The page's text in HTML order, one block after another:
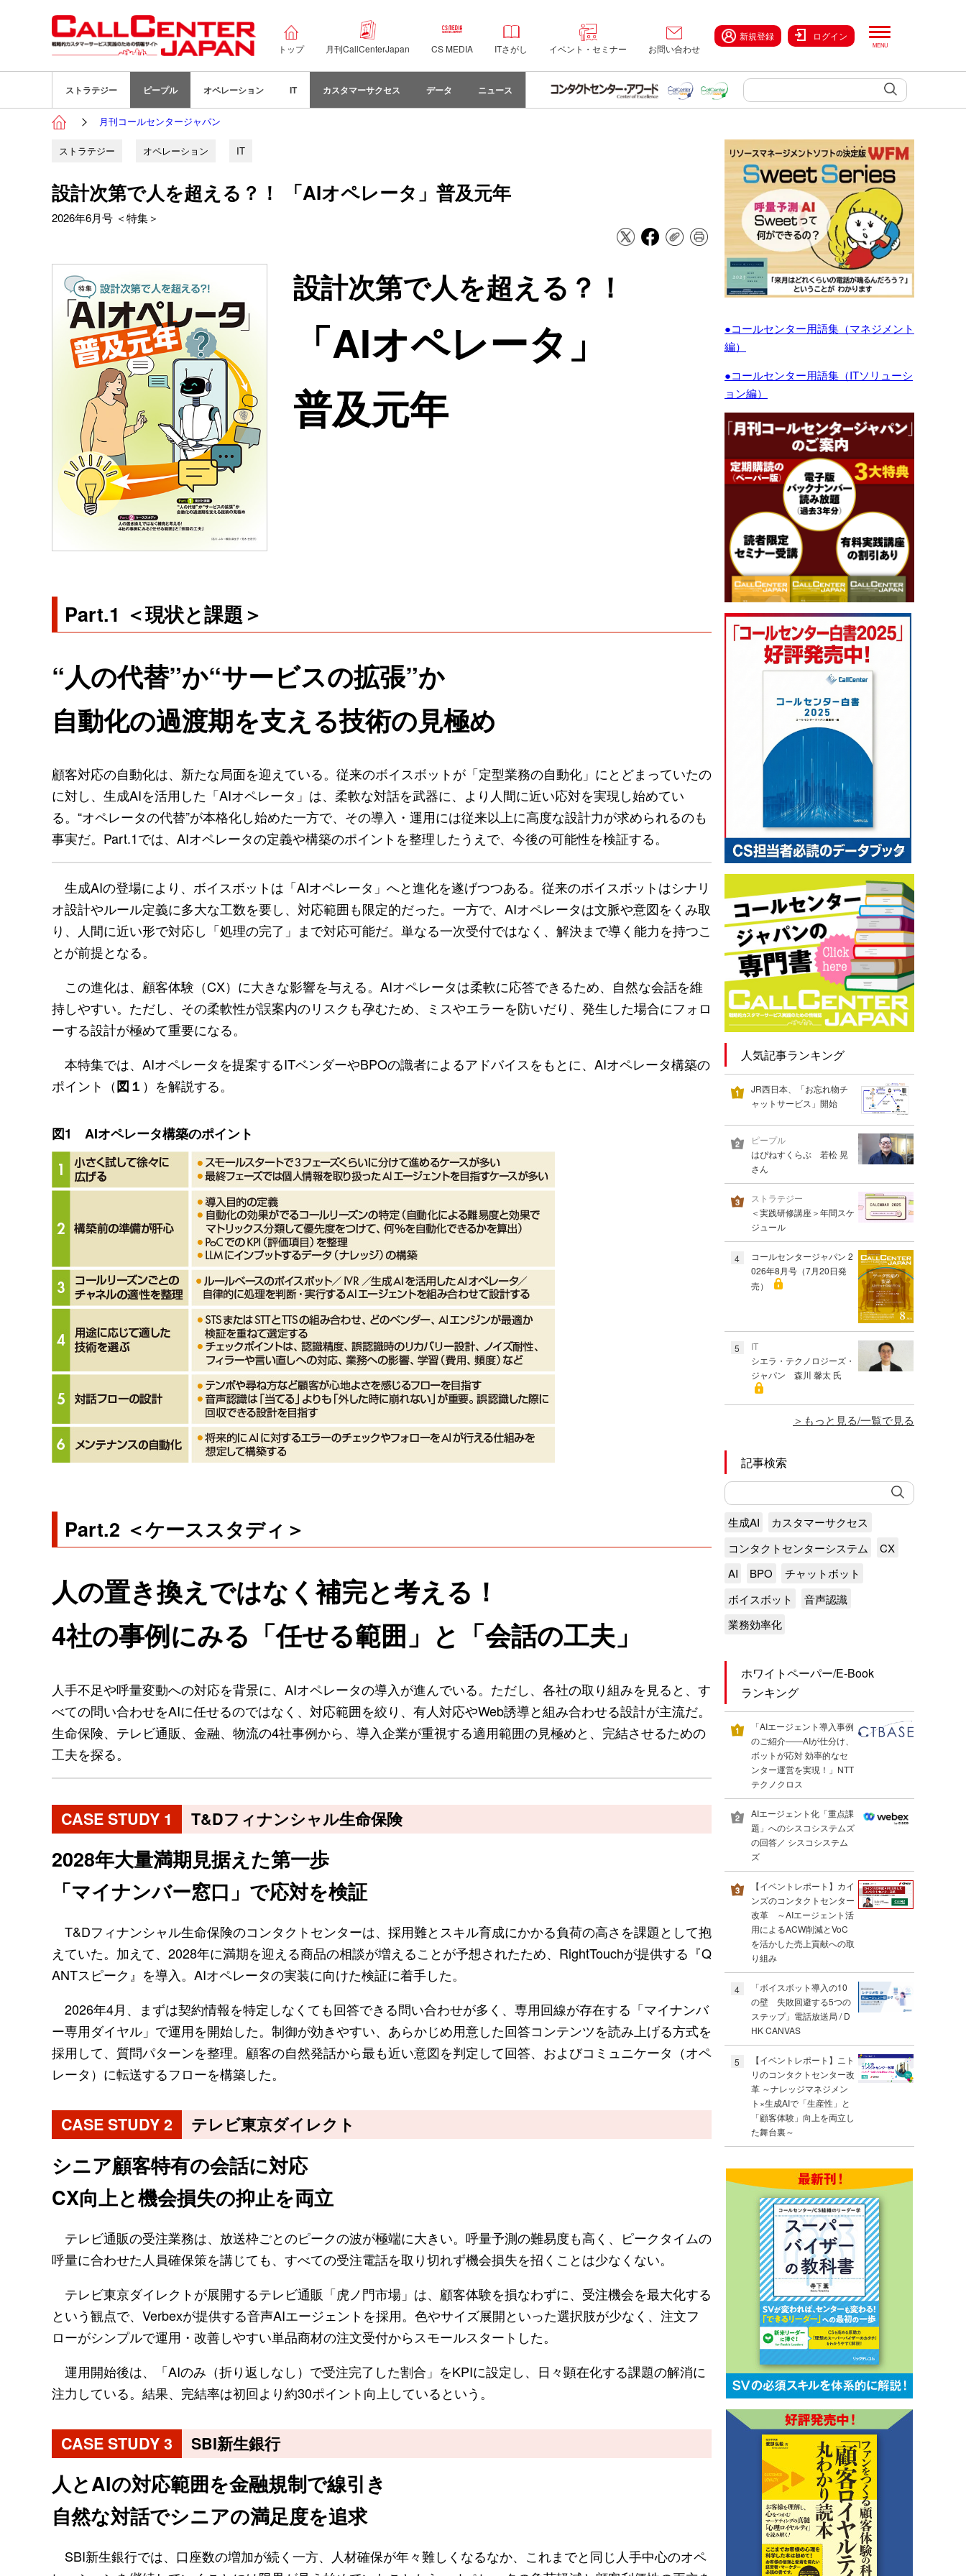
トップ 月刊CallCenterJapan CS MEDIA ITさがし イベント・セミナー お問い合わせ
新規登録 ログイン
ストラテジー ピープル オペレーション IT カスタマーサクセス データ ニュース
月刊コールセンタージャパン
ストラテジー オペレーション IT
設計次第で人を超える？！ 「AIオペレータ」普及元年
2026年6月号 ＜特集＞
設計次第で人を超える？！
「AIオペレータ」
普及元年
Part.1 ＜現状と課題＞
“人の代替”か“サービスの拡張”か
自動化の過渡期を支える技術の見極め
顧客対応の自動化は、新たな局面を迎えている。従来のボイスボットが「定型業務の自動化」にとどまっていたの
に対し、生成AIを活用した「AIオペレータ」は、柔軟な対話を武器に、より人間に近い応対を実現し始めてい
る。“オペレータの代替”が本格化し始めた一方で、その導入・運用には従来以上に高度な設計力が求められるのも
事実だ。Part.1では、AIオペレータの定義や構築のポイントを整理したうえで、今後の可能性を検証する。
生成AIの登場により、ボイスボットは「AIオペレータ」へと進化を遂げつつある。従来のボイスボットはシナリ
オ設計やルール定義に多大な工数を要し、対応範囲も限定的だった。一方で、AIオペレータは文脈や意図をくみ取
り、人間に近い形で対応し「処理の完了」まで対応可能だ。単なる一次受付ではなく、解決まで導く能力を持つこ
とが前提となる。
この進化は、顧客体験（CX）に大きな影響を与える。AIオペレータは柔軟に応答できるため、自然な会話を維
持しやすい。ただし、その柔軟性が誤案内のリスクも孕むため、ミスやエラーを防いだり、発生した場合にフォロ
ーする設計が極めて重要になる。
本特集では、AIオペレータを提案するITベンダーやBPOの識者によるアドバイスをもとに、AIオペレータ構築の
ポイント（図１ ）を解説する。
図1 AIオペレータ構築のポイント
Part.2 ＜ケーススタディ＞
人の置き換えではなく補完と考える！
4社の事例にみる「任せる範囲」と「会話の工夫」
人手不足や呼量変動への対応を背景に、AIオペレータの導入が進んでいる。ただし、各社の取り組みを見ると、す
べての問い合わせをAIに任せるのではなく、対応範囲を絞り、有人対応やWeb誘導と組み合わせる設計が主流だ。
生命保険、テレビ通販、金融、物流の4社事例から、導入企業が重視する適用範囲の見極めと、完結させるための
工夫を探る。
CASE STUDY 1 T&Dフィナンシャル生命保険
2028年大量満期見据えた第一歩
「マイナンバー窓口」で応対を検証
T&Dフィナンシャル生命保険のコンタクトセンターは、採用難とスキル育成にかかる負荷の高さを課題として抱
えていた。加えて、2028年に満期を迎える商品の相談が増えることが予想されたため、RightTouchが提供する『Q
ANTスピーク』を導入。AIオペレータの実装に向けた検証に着手した。
2026年4月、まずは契約情報を特定しなくても回答できる問い合わせが多く、専用回線が存在する「マイナンバ
ー専用ダイヤル」で運用を開始した。制御が効きやすい、あらかじめ用意した回答コンテンツを読み上げる方式を
採用して、質問パターンを整理。顧客の自然発話から最も近い意図を判定して回答、およびコミュニケータ（オペ
レータ）に転送するフローを構築した。
CASE STUDY 2 テレビ東京ダイレクト
シニア顧客特有の会話に対応
CX向上と機会損失の抑止を両立
テレビ通販の受注業務は、放送枠ごとのピークの波が極端に大きい。呼量予測の難易度も高く、ピークタイムの
呼量に合わせた人員確保策を講じても、すべての受注電話を取り切れず機会損失を招くことは少なくない。
テレビ東京ダイレクトが展開するテレビ通販「虎ノ門市場」は、顧客体験を損なわずに、受注機会を最大化する
という観点で、Verbexが提供する音声AIエージェントを採用。色やサイズ展開といった選択肢が少なく、注文フ
ローがシンプルで運用・改善しやすい単品商材の注文受付からスモールスタートした。
運用開始後は、「AIのみ（折り返しなし）で受注完了した割合」をKPIに設定し、日々顕在化する課題の解消に
注力している。結果、完結率は初回より約30ポイント向上しているという。
CASE STUDY 3 SBI新生銀行
人とAIの対応範囲を金融規制で線引き
自然な対話でシニアの満足度を追求
SBI新生銀行では、口座数の増加が続く一方、人材確保が年々難しくなるなか、これまでと同じ人手中心のオペ
●コールセンター用語集（マネジメント
編）
●コールセンター用語集（ITソリューシ
ョン編）
人気記事ランキング
JR西日本、「お忘れ物チ
ャットサービス」開始
ピープル
はぴねすくらぶ 若松 晃
さん
ストラテジー
＜実践研修講座＞年間スケ
ジュール
4
コールセンタージャパン 2
026年8月号（7月20日発
売）
5
IT
シエラ・テクノロジーズ・
ジャパン 森川 馨太 氏
もっと見る/一覧で見る
記事検索
生成AI
カスタマーサクセス
コンタクトセンターシステム
CX
AI
BPO
チャットボット
ボイスボット
音声認識
業務効率化
ホワイトペーパー/E-Book
ランキング
「AIエージェント導入事例
のご紹介――AIが仕分け、
ボットが応対 効率的なセ
ンター運営を実現！」NTT
テクノクロス
AIエージェント化「重点課
題」へのシスコシステムズ
の回答／ シスコシステム
ズ
【イベントレポート】カイ
ンズのコンタクトセンター
改革 ～AIエージェント活
用によるACW削減とVoC
を活かした売上貢献への取
り組み
4
「ボイスボット導入の10
の壁 失敗回避する5つの
ステップ」電話放送局 / D
HK CANVAS
5
【イベントレポート】ニト
リのコンタクトセンター改
革 ～ナレッジマネジメン
ト×生成AIで「生産性」と
「顧客体験」向上を両立し
た舞台裏～